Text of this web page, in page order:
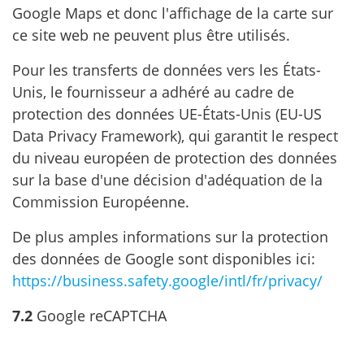
Google Maps et donc l'affichage de la carte sur
ce site web ne peuvent plus être utilisés.
Pour les transferts de données vers les États-
Unis, le fournisseur a adhéré au cadre de
protection des données UE-États-Unis (EU-US
Data Privacy Framework), qui garantit le respect
du niveau européen de protection des données
sur la base d'une décision d'adéquation de la
Commission Européenne.
De plus amples informations sur la protection
des données de Google sont disponibles ici:
https://business.safety.google/intl/fr/privacy/
7.2 Google reCAPTCHA